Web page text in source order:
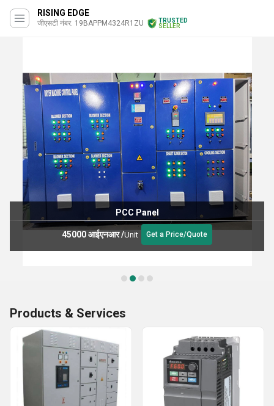
RISING EDGE
जीएसटी नंबर. 19BAPPM4324R1ZU
TRUSTED
SELLER
PCC Panel
45000 आईएनआर/Unit Get a Price/Quote
Products & Services